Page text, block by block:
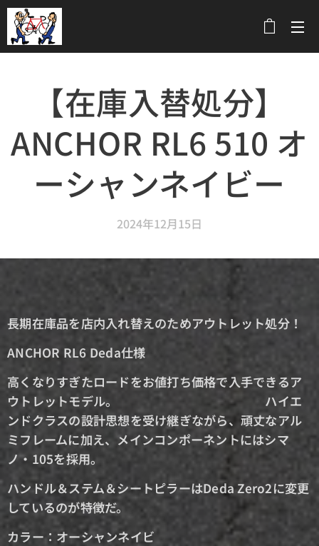
【在庫入替処分】
ANCHOR RL6 510 オ
ーシャンネイビー
2024年12月15日
長期在庫品を店内入れ替えのためアウトレット処分！
ANCHOR RL6 Deda仕様
高くなりすぎたロードをお値打ち価格で入手できるア
ウトレットモデル。 ハイエ
ンドクラスの設計思想を受け継ぎながら、頑丈なアル
ミフレームに加え、メインコンポーネントにはシマ
ノ・105を採用。
ハンドル＆ステム＆シートピラーはDeda Zero2に変更
しているのが特徴だ。
カラー：オーシャンネイビ